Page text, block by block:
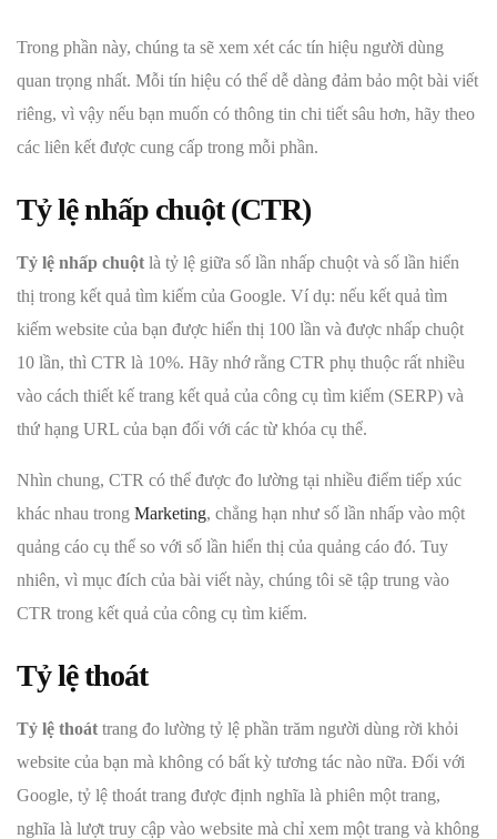
Trong phần này, chúng ta sẽ xem xét các tín hiệu người dùng
quan trọng nhất. Mỗi tín hiệu có thể dễ dàng đảm bảo một bài viết
riêng, vì vậy nếu bạn muốn có thông tin chi tiết sâu hơn, hãy theo
các liên kết được cung cấp trong mỗi phần.
Tỷ lệ nhấp chuột (CTR)
Tỷ lệ nhấp chuột là tỷ lệ giữa số lần nhấp chuột và số lần hiển
thị trong kết quả tìm kiếm của Google. Ví dụ: nếu kết quả tìm
kiếm website của bạn được hiển thị 100 lần và được nhấp chuột
10 lần, thì CTR là 10%. Hãy nhớ rằng CTR phụ thuộc rất nhiều
vào cách thiết kế trang kết quả của công cụ tìm kiếm (SERP) và
thứ hạng URL của bạn đối với các từ khóa cụ thể.
Nhìn chung, CTR có thể được đo lường tại nhiều điểm tiếp xúc
khác nhau trong Marketing, chẳng hạn như số lần nhấp vào một
quảng cáo cụ thể so với số lần hiển thị của quảng cáo đó. Tuy
nhiên, vì mục đích của bài viết này, chúng tôi sẽ tập trung vào
CTR trong kết quả của công cụ tìm kiếm.
Tỷ lệ thoát
Tỷ lệ thoát trang đo lường tỷ lệ phần trăm người dùng rời khỏi
website của bạn mà không có bất kỳ tương tác nào nữa. Đối với
Google, tỷ lệ thoát trang được định nghĩa là phiên một trang,
nghĩa là lượt truy cập vào website mà chỉ xem một trang và không